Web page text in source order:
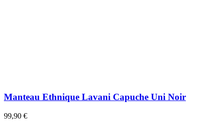
Manteau Ethnique Lavani Capuche Uni Noir
99,90 €